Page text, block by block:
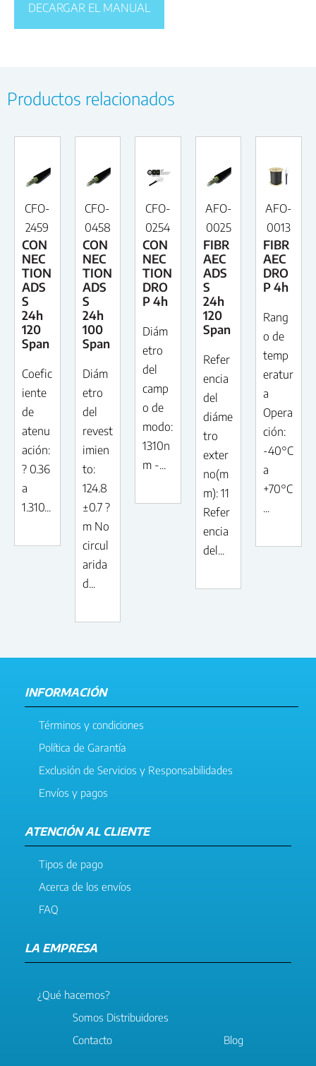
DECARGAR EL MANUAL
Productos relacionados
CFO-
2459
CON
NEC
TION
ADS
S
24h
120
Span
Coefic
iente
de
atenu
ación:
? 0.36
a
1.310...
CFO-
0458
CON
NEC
TION
ADS
S
24h
100
Span
Diám
etro
del
revest
imien
to:
124.8
±0.7 ?
m No
circul
arida
d...
CFO-
0254
CON
NEC
TION
DRO
P 4h
Diám
etro
del
camp
o de
modo:
1310n
m -...
AFO-
0025
FIBR
AEC
ADS
S
24h
120
Span
Refer
encia
del
diáme
tro
exter
no(m
m): 11
Refer
encia
del...
AFO-
0013
FIBR
AEC
DRO
P 4h
Rang
o de
temp
eratur
a
Opera
ción:
-40°C
a
+70°C
...
INFORMACIÓN
Términos y condiciones
Política de Garantía
Exclusión de Servicios y Responsabilidades
Envíos y pagos
ATENCIÓN AL CLIENTE
Tipos de pago
Acerca de los envíos
FAQ
LA EMPRESA
¿Qué hacemos?
Somos Distribuidores
Contacto
Blog